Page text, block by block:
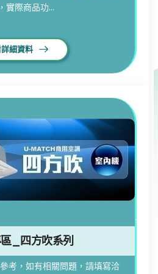
實際商品功...
細資料
_四方吹系列
考，如有相關問題，請填寫洽